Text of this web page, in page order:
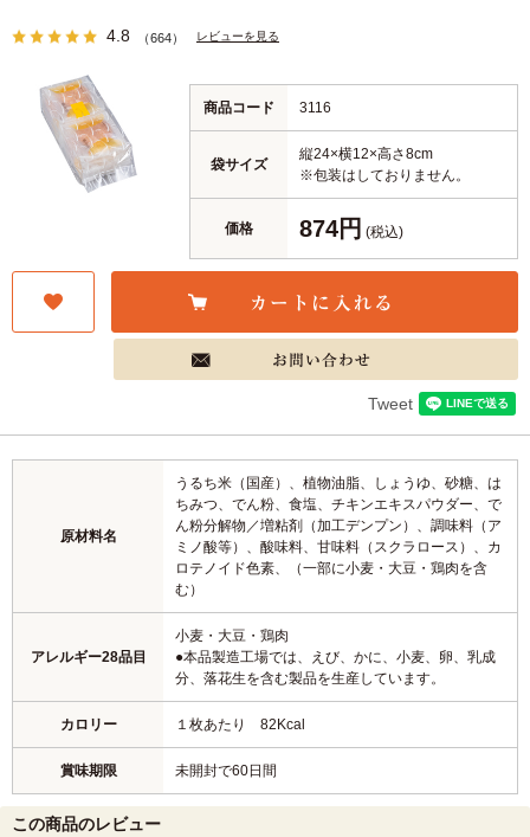
4.8 （664） レビューを見る
商品コード 3116
袋サイズ
縦24×横12×高さ8cm
※包装はしておりません。
価格 874円 (税込)
Tweet
原材料名
うるち米（国産）、植物油脂、しょうゆ、砂糖、は
ちみつ、でん粉、食塩、チキンエキスパウダー、で
ん粉分解物／増粘剤（加工デンプン）、調味料（ア
ミノ酸等）、酸味料、甘味料（スクラロース）、カ
ロテノイド色素、（一部に小麦・大豆・鶏肉を含
む）
アレルギー28品目
小麦・大豆・鶏肉
●本品製造工場では、えび、かに、小麦、卵、乳成
分、落花生を含む製品を生産しています。
カロリー １枚あたり 82Kcal
賞味期限 未開封で60日間
この商品のレビュー